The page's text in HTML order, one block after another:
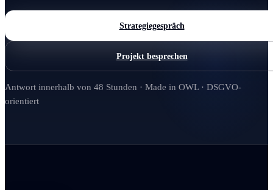
Strategiegespräch
Projekt besprechen
Antwort innerhalb von 48 Stunden · Made in OWL · DSGVO-
orientiert